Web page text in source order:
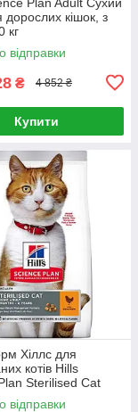
дорослих кішок, з
кг
відправки
₴ 4 852 ₴
Купити
Хіллс для
котів Hills
Sterilised Cat
Chicken 3кг
відправки